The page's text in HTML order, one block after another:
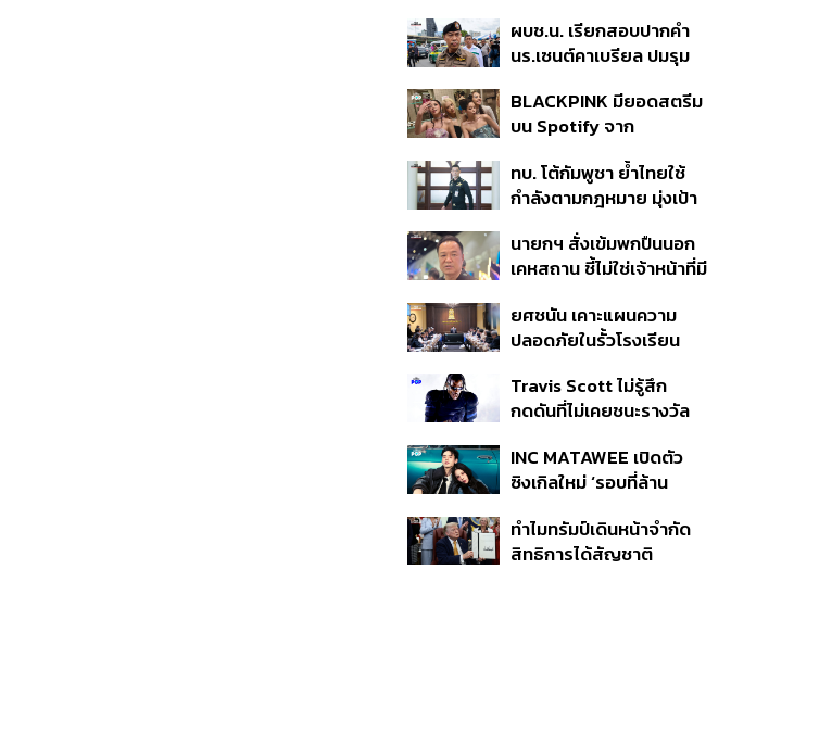
ถามมีต่อไหม นายกฯ ตอบ
‘เดี๋ยวจะพยายาม’
ผบช.น. เรียกสอบปากคำ
นร.เซนต์คาเบรียล ปมรุม
ดำเนินคดีแล้ว
BLACKPINK มียอดสตรีม
บน Spotify จาก
ครั้ง ตลอด 10 ปีที่ผ่านมา
ทบ. โต้กัมพูชา ย้ำไทยใช้
กำลังตามกฎหมาย มุ่งเป้า
หายไทยไม่อาจลบด้วย
ข้อมูลบิดเบือน
นายกฯ สั่งเข้มพกปืนนอก
เคหสถาน ชี้ไม่ใช่เจ้าหน้าที่มี
ก่อเหตุ เจ้าของร่วมรับผิด
ยศชนัน เคาะแผนความ
ปลอดภัยในรั้วโรงเรียน
ดูแล-คุมเข้มคัดกรองสิ่ง
ผิดกฎหมาย
Travis Scott ไม่รู้สึก
กดดันที่ไม่เคยชนะรางวัล
แล้ว 10 ครั้ง
INC MATAWEE เปิดตัว
ซิงเกิลใหม่ ‘รอบที่ล้าน
มาแสดงในมิวสิกวิดีโอ
ทำไมทรัมป์เดินหน้าจำกัด
สิทธิการได้สัญชาติ